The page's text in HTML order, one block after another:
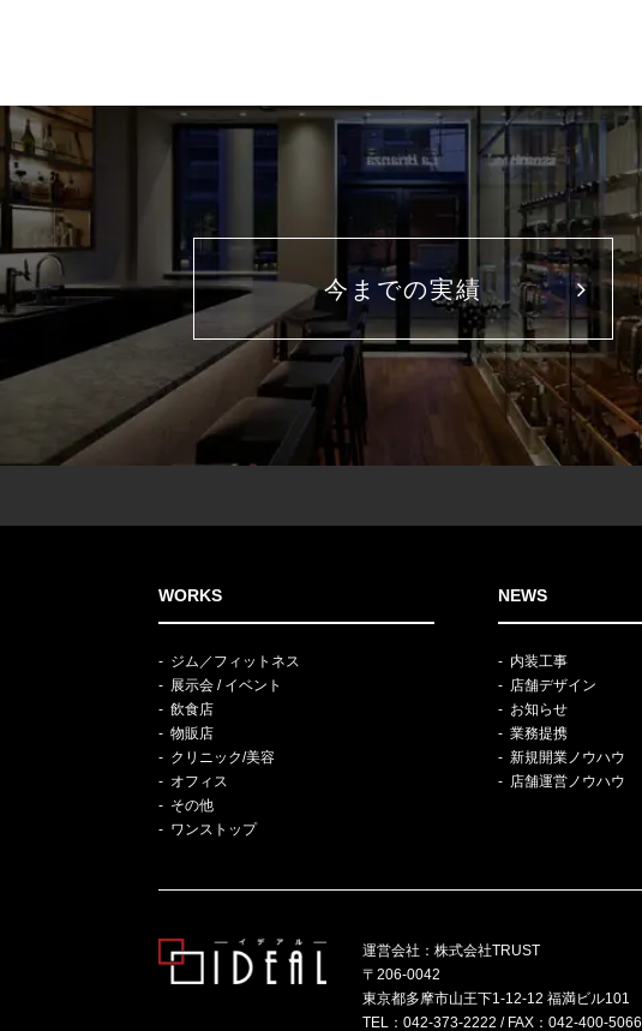
今までの実績
WORKS
ジム／フィットネス
展示会 / イベント
飲食店
物販店
クリニック/美容
オフィス
その他
ワンストップ
NEWS
内装工事
店舗デザイン
お知らせ
業務提携
新規開業ノウハウ
店舗運営ノウハウ
運営会社：株式会社TRUST
〒206-0042
東京都多摩市山王下1-12-12 福満ビル101
TEL： 042-373-2222 / FAX：042-400-5066